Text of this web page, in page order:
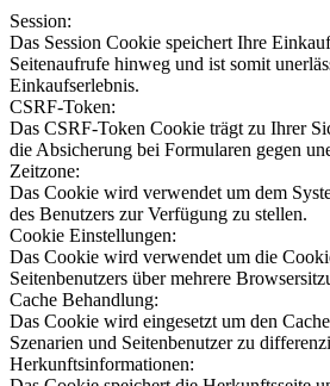
Session:
Das Session Cookie speichert Ihre
Seitenaufrufe hinweg und ist somit
Einkaufserlebnis.
CSRF-Token:
Das CSRF-Token Cookie trägt zu Ihrer
die Absicherung bei Formularen gegen
Zeitzone:
Das Cookie wird verwendet um dem
des Benutzers zur Verfügung zu stellen.
Cookie Einstellungen:
Das Cookie wird verwendet um die
Seitenbenutzers über mehrere
Cache Behandlung:
Das Cookie wird eingesetzt um den
Szenarien und Seitenbenutzer zu
Herkunftsinformationen: